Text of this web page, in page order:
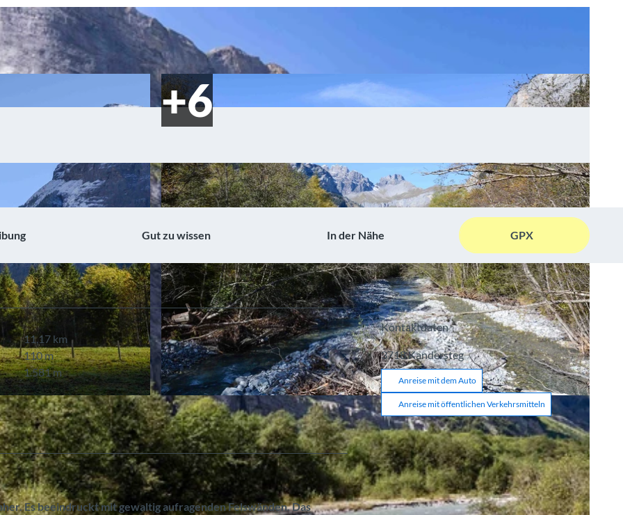
© Bernd Jung, Berner Wanderwege
Gut zu wissen In der Nähe GPX
11,17 km
110 m
1.581 m
Es beeindruckt mit gewaltig aufragenden Felswänden. Das
Kontaktdaten
3718Kandersteg
Anreise mit dem Auto
Anreise mit öffentlichen Verkehrsmitteln